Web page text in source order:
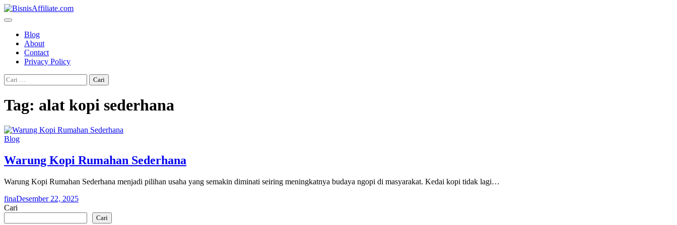
Skip
to
Blog
About
Contact
Privacy Policy
Cari
untuk:
Tag: alat kopi sederhana
Blog
Warung Kopi Rumahan Sederhana
Warung Kopi Rumahan Sederhana menjadi pilihan usaha yang semakin diminati seiring meningkatnya budaya ngopi di masyarakat. Kedai kopi tidak lagi…
finaDesember 22, 2025
Cari
Cari